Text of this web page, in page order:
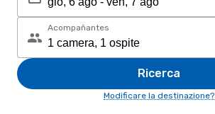
Acompañantes
Ricerca
Modificare la destinazione?